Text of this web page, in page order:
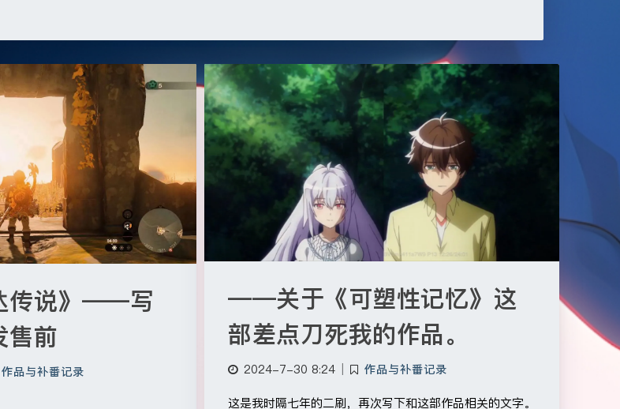
传说》——写
售前
作品与补番记录
——关于《可塑性记忆》这
部差点刀死我的作品。
2024-7-30 8:24 作品与补番记录
这是我时隔七年的二刷，再次写下和这部作品相关的文字。